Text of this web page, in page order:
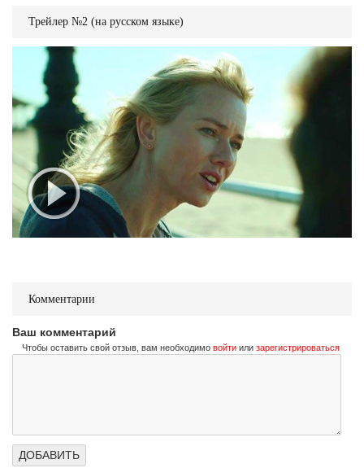
Трейлер №2 (на русском языке)
Комментарии
Ваш комментарий
Чтобы оставить свой отзыв, вам необходимо войти или зарегистрироваться